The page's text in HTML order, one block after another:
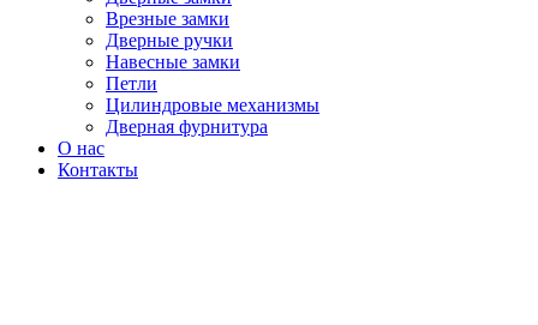
Врезные замки
Дверные ручки
Навесные замки
Петли
Цилиндровые механизмы
Дверная фурнитура
О нас
Контакты